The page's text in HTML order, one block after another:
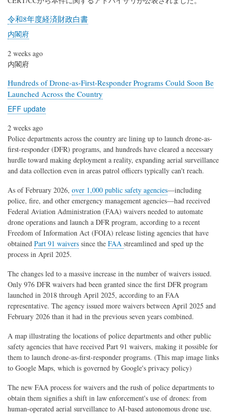
令和8年度経済財政白書
内閣府
2 weeks ago
内閣府
Hundreds of Drone-as-First-Responder Programs Could Soon Be
Launched Across the Country
EFF update
2 weeks ago
Police departments across the country are lining up to launch drone-as-
first-responder (DFR) programs, and hundreds have cleared a necessary
hurdle toward making deployment a reality, expanding aerial surveillance
and data collection even in areas patrol officers typically can't reach.
As of February 2026, over 1,000 public safety agencies—including
police, fire, and other emergency management agencies—had received
Federal Aviation Administration (FAA) waivers needed to automate
drone operations and launch a DFR program, according to a recent
Freedom of Information Act (FOIA) release listing agencies that have
obtained Part 91 waivers since the FAA streamlined and sped up the
process in April 2025.
The changes led to a massive increase in the number of waivers issued.
Only 976 DFR waivers had been granted since the first DFR program
launched in 2018 through April 2025, according to an FAA
representative. The agency issued more waivers between April 2025 and
February 2026 than it had in the previous seven years combined.
A map illustrating the locations of police departments and other public
safety agencies that have received Part 91 waivers, making it possible for
them to launch drone-as-first-responder programs. (This map image links
to Google Maps, which is governed by Google's privacy policy)
The new FAA process for waivers and the rush of police departments to
obtain them signifies a shift in law enforcement's use of drones: from
human-operated aerial surveillance to AI-based autonomous drone use.